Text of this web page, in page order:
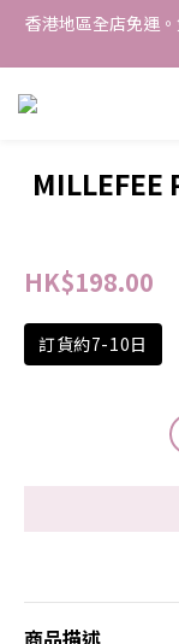
香港地區全店免運
香港地區全店免運
Free delivery
Kong S.F
香港地區全店免運
HK$198.00
訂貨約7-10日
商品描述